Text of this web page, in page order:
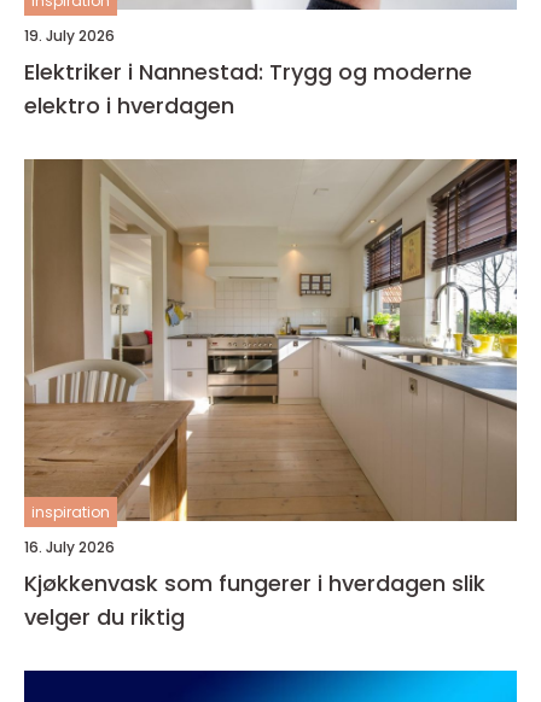
19. July 2026
Elektriker i Nannestad: Trygg og moderne
elektro i hverdagen
inspiration
16. July 2026
Kjøkkenvask som fungerer i hverdagen slik
velger du riktig